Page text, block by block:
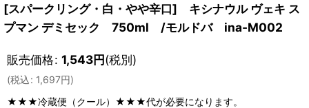
[スパークリング・白・やや辛口] キシナウル ヴェキ ス
プマン デミセック 750ml /モルドバ ina-M002
販売価格: 1,543円(税別)
(税込: 1,697円)
★★★冷蔵便（クール）★★★代が必要になります。